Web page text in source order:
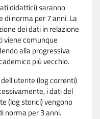
didattici) saranno
norma per 7 anni. La
dei dati in relazione
viene comunque
alla progressiva
più vecchio.
(log correnti)
i dati del
(log storici) vengono
norma per 3 anni.